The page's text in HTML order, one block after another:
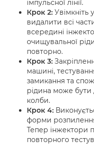
імпульсної лінії.
Крок 2: Увімкніть
видалити всі
всередині
очищувальної
повторно.
Крок 3:
машині,
замикання та
рідина може бути
колби.
Крок 4:
форми розпилення
Тепер інжектори
повторного